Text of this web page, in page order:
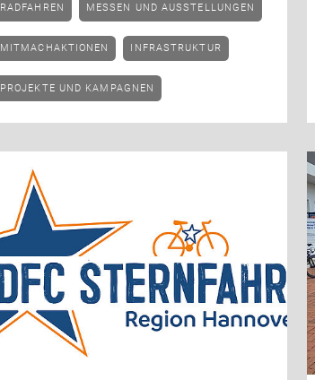
RADFAHREN MESSEN UND AUSSTELLUNGEN
MITMACHAKTIONEN INFRASTRUKTUR
PROJEKTE UND KAMPAGNEN